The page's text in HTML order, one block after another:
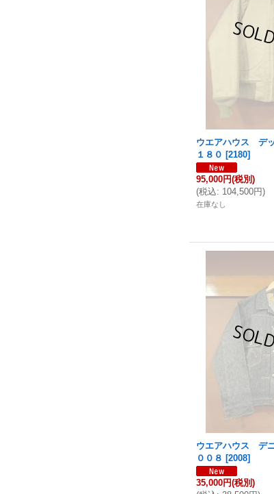
ウエアハウス デ
１８０ [2180]
95,000円(税別)
(税込: 104,500円)
在庫なし
ウエアハウス デ
００８ [2008]
35,000円(税別)